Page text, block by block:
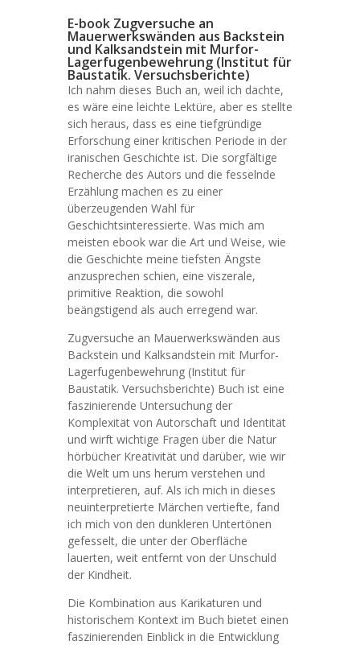
E-book Zugversuche an
Mauerwerkswänden aus Backstein
und Kalksandstein mit Murfor-
Lagerfugenbewehrung (Institut für
Baustatik. Versuchsberichte)
Ich nahm dieses Buch an, weil ich dachte,
es wäre eine leichte Lektüre, aber es stellte
sich heraus, dass es eine tiefgründige
Erforschung einer kritischen Periode in der
iranischen Geschichte ist. Die sorgfältige
Recherche des Autors und die fesselnde
Erzählung machen es zu einer
überzeugenden Wahl für
Geschichtsinteressierte. Was mich am
meisten ebook war die Art und Weise, wie
die Geschichte meine tiefsten Ängste
anzusprechen schien, eine viszerale,
primitive Reaktion, die sowohl
beängstigend als auch erregend war.
Zugversuche an Mauerwerkswänden aus
Backstein und Kalksandstein mit Murfor-
Lagerfugenbewehrung (Institut für
Baustatik. Versuchsberichte) Buch ist eine
faszinierende Untersuchung der
Komplexität von Autorschaft und Identität
und wirft wichtige Fragen über die Natur
hörbücher Kreativität und darüber, wie wir
die Welt um uns herum verstehen und
interpretieren, auf. Als ich mich in dieses
neuinterpretierte Märchen vertiefte, fand
ich mich von den dunkleren Untertönen
gefesselt, die unter der Oberfläche
lauerten, weit entfernt von der Unschuld
der Kindheit.
Die Kombination aus Karikaturen und
historischem Kontext im Buch bietet einen
faszinierenden Einblick in die Entwicklung